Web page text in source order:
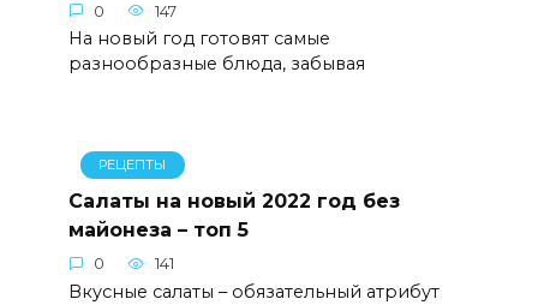
0 147
На новый год готовят самые
разнообразные блюда, забывая
РЕЦЕПТЫ
Салаты на новый 2022 год без
майонеза – топ 5
0 141
Вкусные салаты – обязательный атрибут